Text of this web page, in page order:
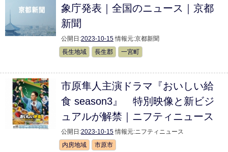
象庁発表｜全国のニュース｜京都
新聞
公開日:2023-10-15 情報元:京都新聞
長生地域
長生郡 一宮町
市原隼人主演ドラマ『おいしい給
食 season3』 特別映像と新ビジ
ュアルが解禁｜ニフティニュース
公開日:2023-10-15 情報元:ニフティニュース
内房地域
市原市